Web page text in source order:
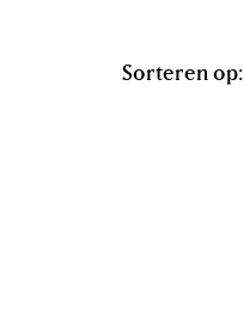
Sorteren op: